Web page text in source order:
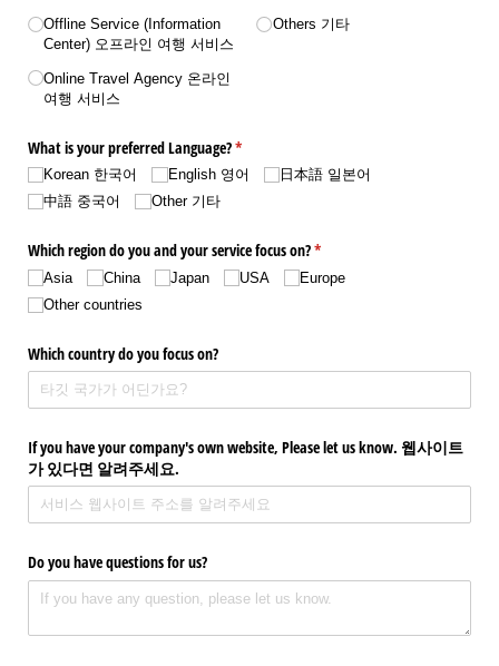
Offline Service (Information
Center) 오프라인 여행 서비스
Online Travel Agency 온라인
여행 서비스
Others 기타
What is your preferred Language?*
(required)
Korean 한국어 English 영어
日本語 일본어
中語 중국어
Other 기타
Which region do you and your service focus on?*
(required)
Asia China Japan USA
Europe
Other countries
Which country do you focus on?
If you have your company's own website, Please let us know. 웹사이트
가 있다면 알려주세요.
Do you have questions for us?